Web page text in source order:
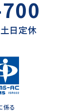
日定休
係る